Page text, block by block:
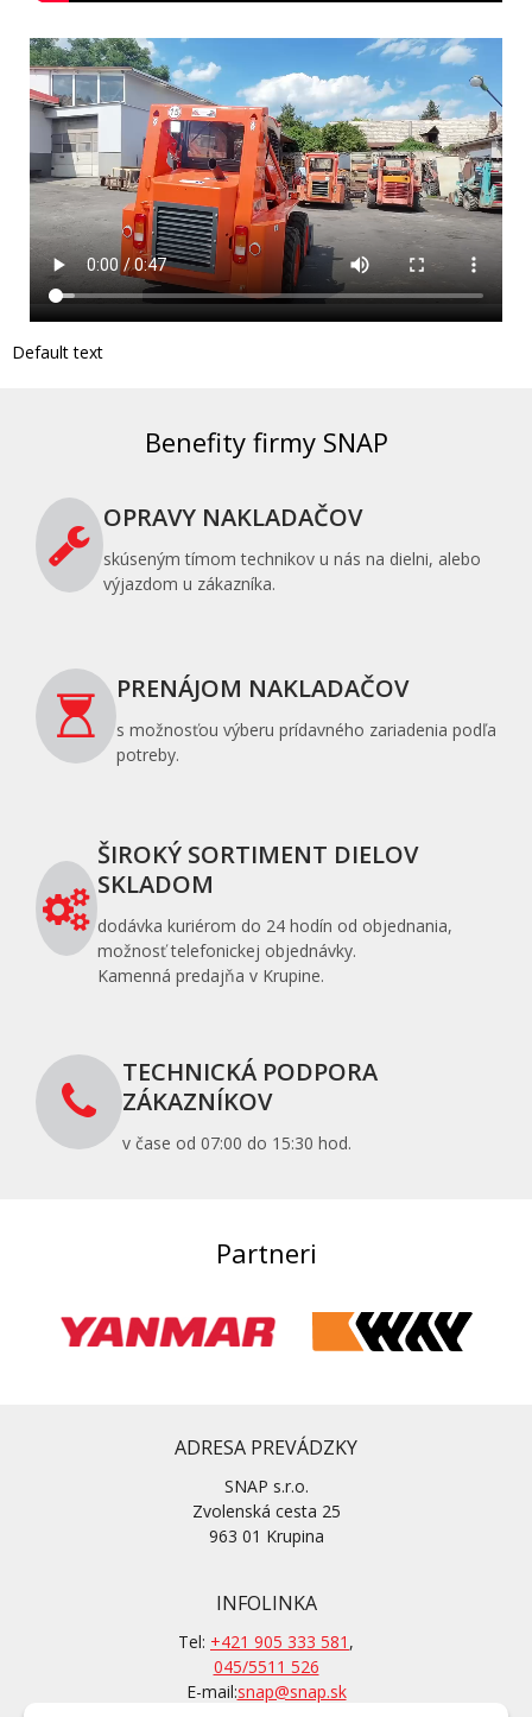
Default text
Benefity firmy SNAP
OPRAVY NAKLADAČOV
skúseným tímom technikov u nás na dielni, alebo
výjazdom u zákazníka.
PRENÁJOM NAKLADAČOV
s možnosťou výberu prídavného zariadenia podľa
potreby.
ŠIROKÝ SORTIMENT DIELOV
SKLADOM
dodávka kuriérom do 24 hodín od objednania,
možnosť telefonickej objednávky.
Kamenná predajňa v Krupine.
TECHNICKÁ PODPORA
ZÁKAZNÍKOV
v čase od 07:00 do 15:30 hod.
Partneri
ADRESA PREVÁDZKY
SNAP s.r.o.
Zvolenská cesta 25
963 01 Krupina
INFOLINKA
Tel: +421 905 333 581 ,
045/5511 526
E-mail:snap@snap.sk